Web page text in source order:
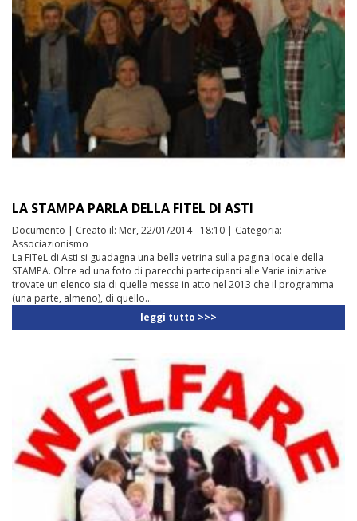
LA STAMPA PARLA DELLA FITEL DI ASTI
Documento | Creato il: Mer, 22/01/2014 - 18:10 | Categoria:
Associazionismo
La FITeL di Asti si guadagna una bella vetrina sulla pagina locale della
STAMPA. Oltre ad una foto di parecchi partecipanti alle Varie iniziative
trovate un elenco sia di quelle messe in atto nel 2013 che il programma
(una parte, almeno), di quello...
leggi tutto >>>